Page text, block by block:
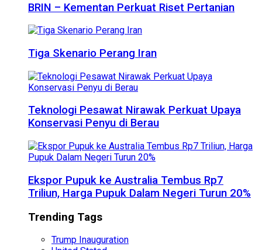
BRIN – Kementan Perkuat Riset Pertanian
Tiga Skenario Perang Iran
Teknologi Pesawat Nirawak Perkuat Upaya
Konservasi Penyu di Berau
Ekspor Pupuk ke Australia Tembus Rp7
Triliun, Harga Pupuk Dalam Negeri Turun 20%
Trending Tags
Trump Inauguration